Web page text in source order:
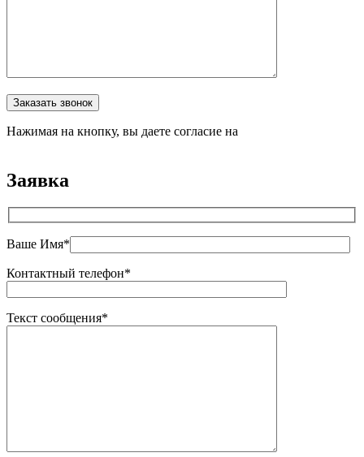
Оставьте это поле пустым.
Заказать звонок
Нажимая на кнопку, вы даете согласие на
Заявка
Ваше Имя*
Контактный телефон*
Текст сообщения*